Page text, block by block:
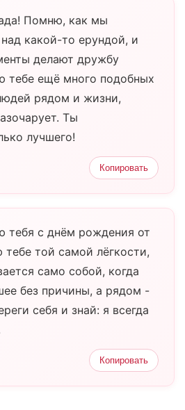
Помню, как мы
какой-то ерундой, и
делают дружбу
тебе ещё много подобных
рядом и жизни,
Ты
лучшего!
Копировать
тебя с днём рождения от
той самой лёгкости,
само собой, когда
без причины, а рядом -
себя и знай: я всегда
Копировать